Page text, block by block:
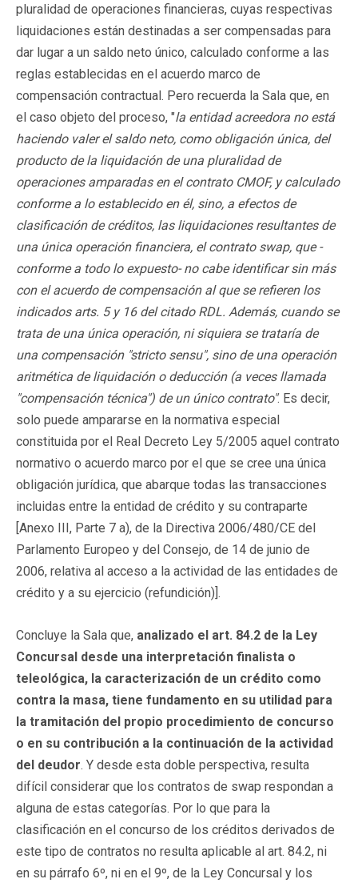
pluralidad de operaciones financieras, cuyas respectivas
liquidaciones están destinadas a ser compensadas para
dar lugar a un saldo neto único, calculado conforme a las
reglas establecidas en el acuerdo marco de
compensación contractual. Pero recuerda la Sala que, en
el caso objeto del proceso, "la entidad acreedora no está
haciendo valer el saldo neto, como obligación única, del
producto de la liquidación de una pluralidad de
operaciones amparadas en el contrato CMOF, y calculado
conforme a lo establecido en él, sino, a efectos de
clasificación de créditos, las liquidaciones resultantes de
una única operación financiera, el contrato swap, que -
conforme a todo lo expuesto- no cabe identificar sin más
con el acuerdo de compensación al que se refieren los
indicados arts. 5 y 16 del citado RDL. Además, cuando se
trata de una única operación, ni siquiera se trataría de
una compensación "stricto sensu", sino de una operación
aritmética de liquidación o deducción (a veces llamada
"compensación técnica") de un único contrato". Es decir,
solo puede ampararse en la normativa especial
constituida por el Real Decreto Ley 5/2005 aquel contrato
normativo o acuerdo marco por el que se cree una única
obligación jurídica, que abarque todas las transacciones
incluidas entre la entidad de crédito y su contraparte
[Anexo III, Parte 7 a), de la Directiva 2006/480/CE del
Parlamento Europeo y del Consejo, de 14 de junio de
2006, relativa al acceso a la actividad de las entidades de
crédito y a su ejercicio (refundición)].
Concluye la Sala que, analizado el art. 84.2 de la Ley
Concursal desde una interpretación finalista o
teleológica, la caracterización de un crédito como
contra la masa, tiene fundamento en su utilidad para
la tramitación del propio procedimiento de concurso
o en su contribución a la continuación de la actividad
del deudor. Y desde esta doble perspectiva, resulta
difícil considerar que los contratos de swap respondan a
alguna de estas categorías. Por lo que para la
clasificación en el concurso de los créditos derivados de
este tipo de contratos no resulta aplicable al art. 84.2, ni
en su párrafo 6º, ni en el 9º, de la Ley Concursal y los